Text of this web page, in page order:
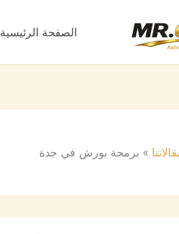
الصفحة الرئيسية
برمجة بورش في جدة